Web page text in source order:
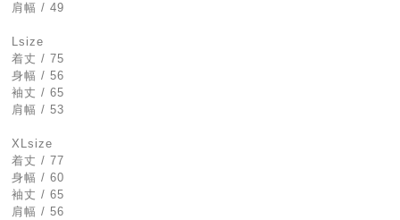
肩幅 / 49
Lsize
着丈 / 75
身幅 / 56
袖丈 / 65
肩幅 / 53
XLsize
着丈 / 77
身幅 / 60
袖丈 / 65
肩幅 / 56